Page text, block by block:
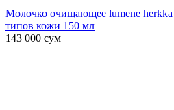
Молочко очищающее lumene
типов кожи 150 мл
143 000 сум